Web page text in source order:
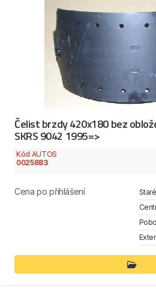
Čelist brzdy 420x180 bez
SKRS 9042 1995=>
Kód AUTOS
0025883
Cena po přihlášení